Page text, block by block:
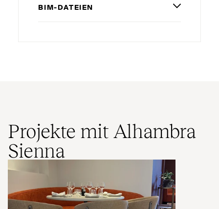
BIM-DATEIEN
Projekte mit Alhambra
Sienna